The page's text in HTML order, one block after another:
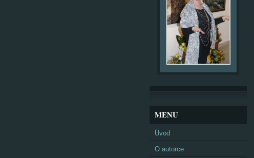
MENU
Úvod
O autorce